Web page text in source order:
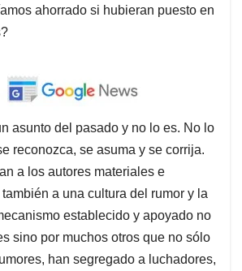
ahorrado si hubieran puesto en
asunto del pasado y no lo es. No lo
reconozca, se asuma y se corrija.
a los autores materiales e
a una cultura del rumor y la
establecido y apoyado no
sino por muchos otros que no sólo
han segregado a luchadores,